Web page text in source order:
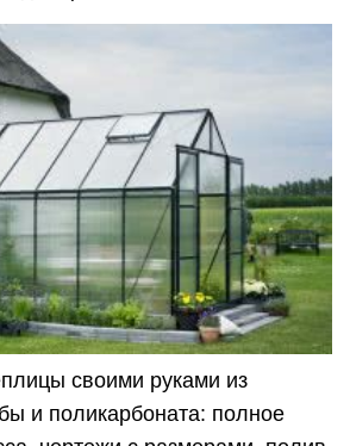
своими руками из
и поликарбоната: полное